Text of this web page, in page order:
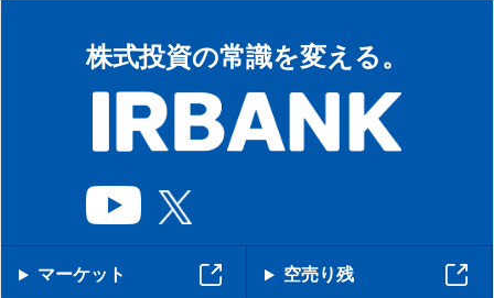
株式投資の常識を変える。
マーケット 空売り残